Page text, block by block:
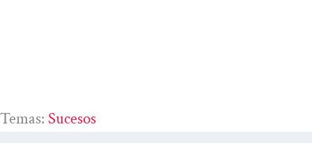
Temas: Sucesos